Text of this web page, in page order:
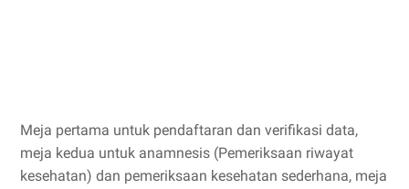
Meja pertama untuk pendaftaran dan verifikasi data,
meja kedua untuk anamnesis (Pemeriksaan riwayat
kesehatan) dan pemeriksaan kesehatan sederhana, meja